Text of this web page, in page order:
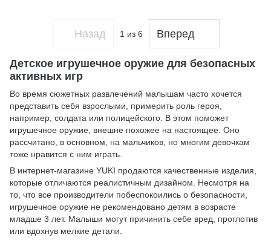
Назад 1 из 6 Вперед
Детское игрушечное оружие для безопасных
активных игр
Во время сюжетных развлечений малышам часто хочется
представить себя взрослыми, примерить роль героя,
например, солдата или полицейского. В этом поможет
игрушечное оружие, внешне похожее на настоящее. Оно
рассчитано, в основном, на мальчиков, но многим девочкам
тоже нравится с ним играть.
В интернет-магазине YUKI продаются качественные изделия,
которые отличаются реалистичным дизайном. Несмотря на
то, что все производители побеспокоились о безопасности,
игрушечное оружие не рекомендовано детям в возрасте
младше 3 лет. Малыши могут причинить себе вред, проглотив
или вдохнув мелкие детали.